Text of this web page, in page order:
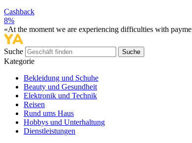
Cashback
8%
«At the moment we are experiencing difficulties with
Suche Suche
Kategorie
Bekleidung und Schuhe
Beauty und Gesundheit
Elektronik und Technik
Reisen
Rund ums Haus
Hobbys und Unterhaltung
Dienstleistungen